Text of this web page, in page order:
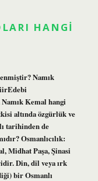
HANGI
Namık
Kemal hangi
altında özgürlük ve
tarihinden de
Osmanlıcılık:
Midhat Paşa, Şinasi
Din, dil veya ırk
bir Osmanlı